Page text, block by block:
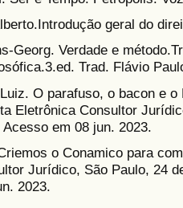
geral do
Georg. Verdade e
Trad. Flávio
O parafuso, o bacon e
Eletrônica Consultor
em 08 jun. 2023.
Criemos o Conamico para
Jurídico, São Paulo, 24
2023.